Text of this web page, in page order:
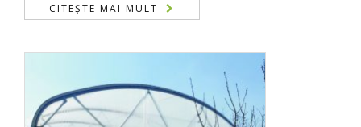
CITEȘTE MAI MULT